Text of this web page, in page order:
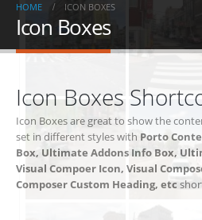
HOME ICON BOXES
Icon Boxes
Icon Boxes
Icon Boxes are great to show the
set in different styles with Porto
Box, Ultimate Addons Info Box,
Visual Compoer Icon, Visual
Composer Custom Heading, etc